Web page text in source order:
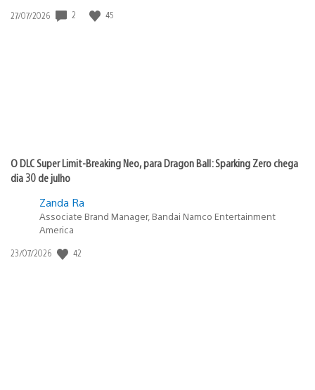
Data
27/07/2026 2 45
O DLC Super Limit-Breaking Neo, para Dragon Ball: Sparking Zero chega
dia 30 de julho
Zanda Ra
Associate Brand Manager, Bandai Namco Entertainment
America
Data
23/07/2026 42